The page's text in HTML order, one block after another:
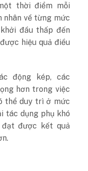
thời điểm mỗi
nhân về từng mức
đầu thấp đến
hiệu quả điều
động kép, các
hơn trong việc
thể duy trì ở mức
tác dụng phụ khó
đạt được kết quả